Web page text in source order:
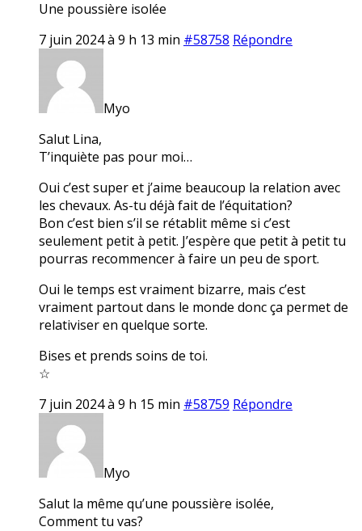
Une poussière isolée
7 juin 2024 à 9 h 13 min #58758 Répondre
Myo
Salut Lina,
T’inquiète pas pour moi…
Oui c’est super et j’aime beaucoup la relation avec
les chevaux. As-tu déjà fait de l’équitation?
Bon c’est bien s’il se rétablit même si c’est
seulement petit à petit. J’espère que petit à petit tu
pourras recommencer à faire un peu de sport.
Oui le temps est vraiment bizarre, mais c’est
vraiment partout dans le monde donc ça permet de
relativiser en quelque sorte.
Bises et prends soins de toi.
☆
7 juin 2024 à 9 h 15 min #58759 Répondre
Myo
Salut la même qu’une poussière isolée,
Comment tu vas?